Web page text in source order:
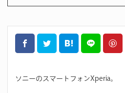
ソニーのスマートフォンXperia。